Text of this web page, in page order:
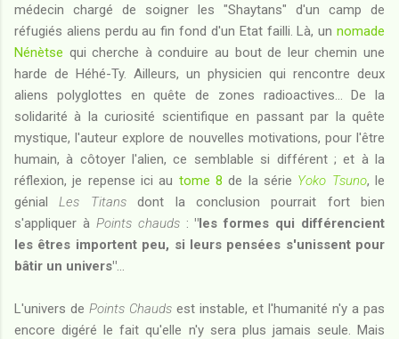
médecin chargé de soigner les "Shaytans" d'un camp de
réfugiés aliens perdu au fin fond d'un Etat failli. Là, un nomade
Nénètse qui cherche à conduire au bout de leur chemin une
harde de Héhé-Ty. Ailleurs, un physicien qui rencontre deux
aliens polyglottes en quête de zones radioactives... De la
solidarité à la curiosité scientifique en passant par la quête
mystique, l'auteur explore de nouvelles motivations, pour l'être
humain, à côtoyer l'alien, ce semblable si différent ; et à la
réflexion, je repense ici au tome 8de la série Yoko Tsuno, le
génialLes Titansdont la conclusion pourrait fort bien
s'appliquer à Points chauds:"les formes qui différencient
les êtres importent peu, si leurs pensées s'unissent pour
bâtir un univers"
L'univers de Points Chauds est instable, et l'humanité n'y a pas
encore digéré le fait qu'elle n'y sera plus jamais seule. Mais